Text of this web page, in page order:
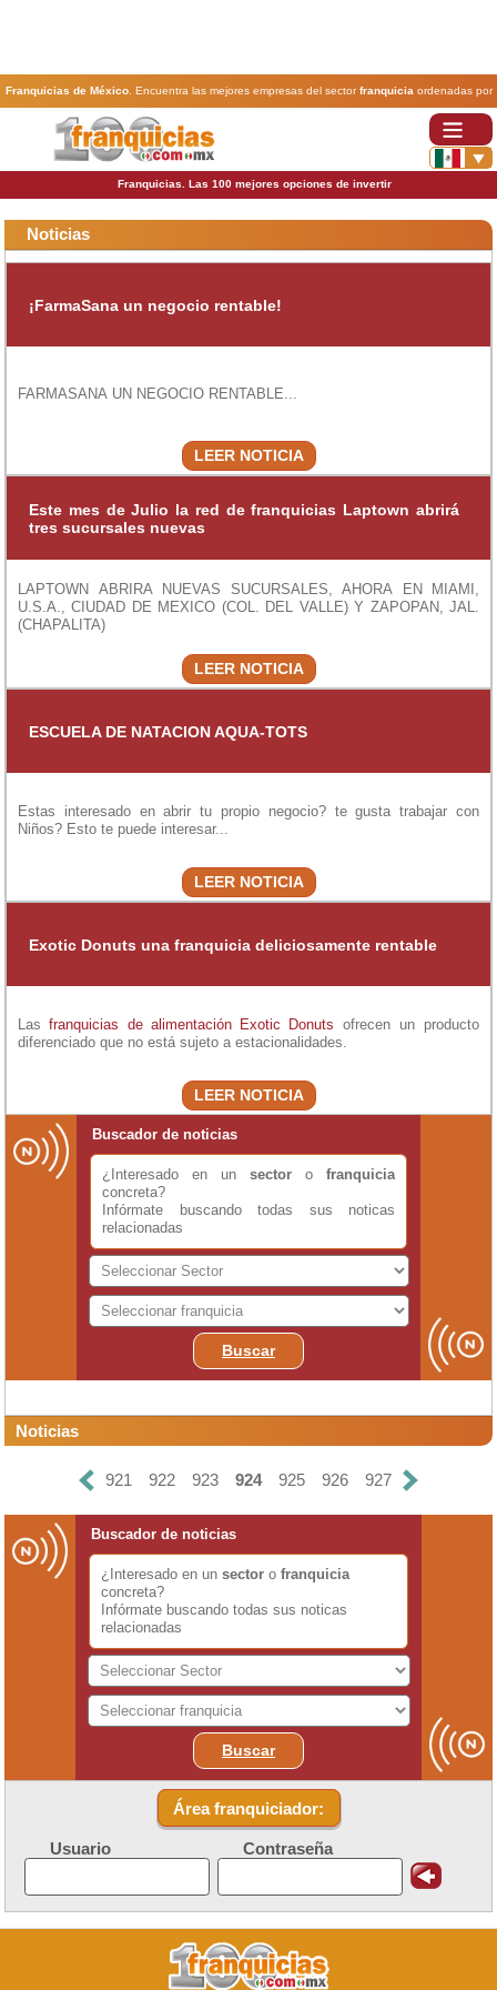
Franquicias de México. Encuentra las mejores empresas del sectorfranquicia ordenadas por
actividad. En www.100franquicias.com.mx encontrarás las más rentables, baratas y
Franquicias. Las 100 mejores opciones de invertir
Noticias
¡FarmaSana un negocio rentable!
FARMASANA UN NEGOCIO RENTABLE...
LEER NOTICIA
Este mes de Julio la red de franquicias Laptown abrirá
tres sucursales nuevas
LAPTOWN ABRIRA NUEVAS SUCURSALES, AHORA EN MIAMI,
U.S.A., CIUDAD DE MEXICO (COL. DEL VALLE) Y ZAPOPAN, JAL.
(CHAPALITA)
LEER NOTICIA
ESCUELA DE NATACION AQUA-TOTS
Estas interesado en abrir tu propio negocio? te gusta trabajar con
Niños? Esto te puede interesar...
LEER NOTICIA
Exotic Donuts una franquicia deliciosamente rentable
Las franquicias de alimentación Exotic Donuts ofrecen un producto
diferenciado que no está sujeto a estacionalidades.
LEER NOTICIA
Buscador de noticias
¿Interesado en un sector o franquicia
concreta?
Infórmate buscando todas sus noticas
relacionadas
Buscar
Noticias
921 922 923 924 925 926 927
Buscador de noticias
¿Interesado en un sector o franquicia
concreta?
Infórmate buscando todas sus noticas
relacionadas
Buscar
Área franquiciador:
Usuario Contraseña